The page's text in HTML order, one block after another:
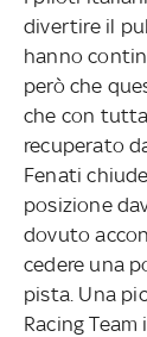
divertire il
hanno
però che
che con
recuperato
Fenati
posizione
dovuto
cedere una
pista. Una
Racing